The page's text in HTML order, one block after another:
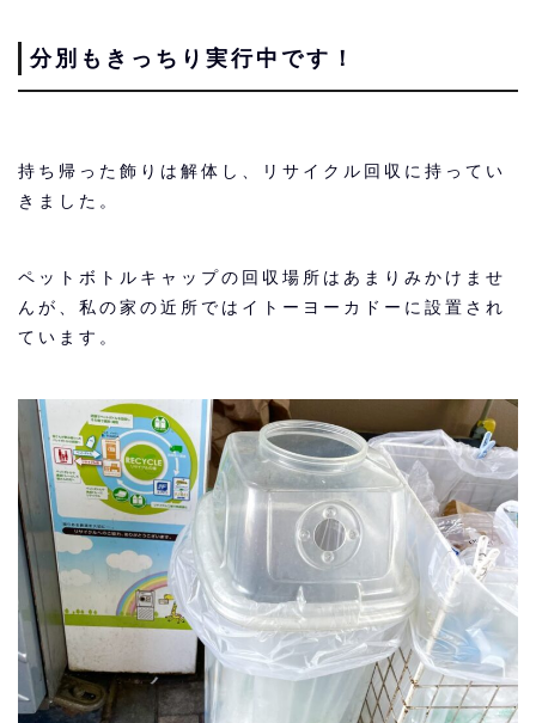
分別もきっちり実行中です！
持ち帰った飾りは解体し、リサイクル回収に持ってい
きました。
ペットボトルキャップの回収場所はあまりみかけませ
んが、私の家の近所ではイトーヨーカドーに設置され
ています。